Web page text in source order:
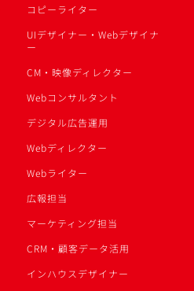
コピーライター
UIデザイナー・Webデザイナ
ー
CM・映像ディレクター
Webコンサルタント
デジタル広告運用
Webディレクター
Webライター
広報担当
マーケティング担当
CRM・顧客データ活用
インハウスデザイナー